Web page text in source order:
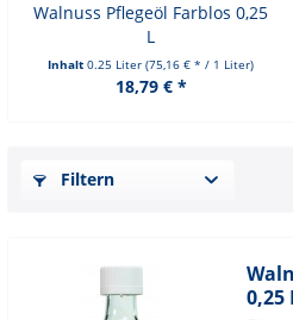
Walnuss Pflegeöl Farblos 0,25
L
Inhalt0.25 Liter(75,16 € * / 1 Liter)
18,79 € *
Filtern
0,25